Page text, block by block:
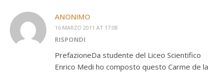
ANONIMO
16 MARZO 2011 AT 17:08
RISPONDI
PrefazioneDa studente del Liceo Scientifico
Enrico Medi ho composto questo Carme de la